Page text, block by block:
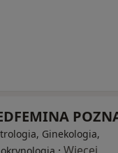
Ginekologia,